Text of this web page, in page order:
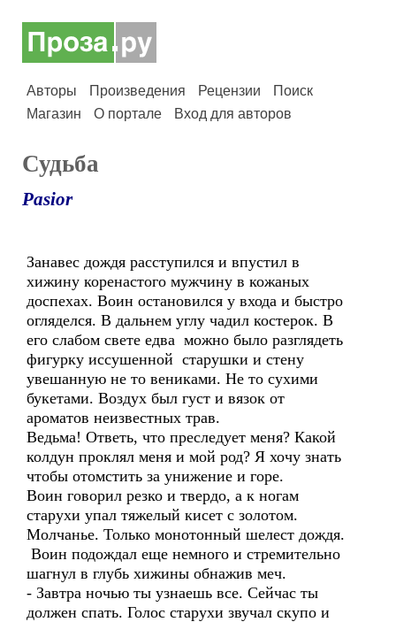
Авторы Произведения Рецензии
Поиск
Магазин
О портале Вход для авторов
Судьба
Pasior
Занавес дождя расступился и впустил в
хижину коренастого мужчину в кожаных
доспехах. Воин остановился у входа и быстро
огляделся. В дальнем углу чадил костерок. В
его слабом свете едва можно было разглядеть
фигурку иссушенной старушки и стену
увешанную не то вениками. Не то сухими
букетами. Воздух был густ и вязок от
ароматов неизвестных трав.
Ведьма! Ответь, что преследует меня? Какой
колдун проклял меня и мой род? Я хочу знать
чтобы отомстить за унижение и горе.
Воин говорил резко и твердо, а к ногам
старухи упал тяжелый кисет с золотом.
Молчанье. Только монотонный шелест дождя.
Воин подождал еще немного и стремительно
шагнул в глубь хижины обнажив меч.
- Завтра ночью ты узнаешь все. Сейчас ты
должен спать. Голос старухи звучал скупо и